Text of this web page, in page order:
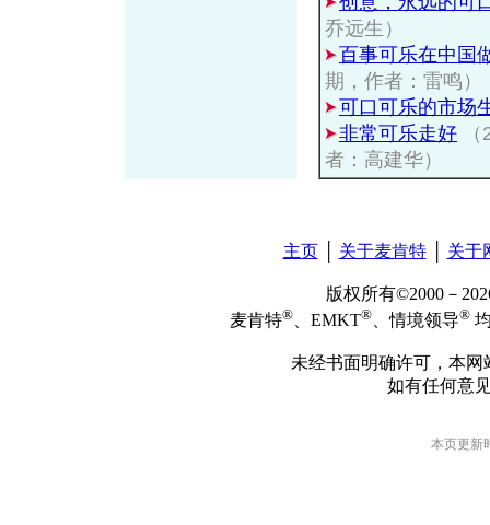
乔远生）
百事可乐在中国
期，作者：雷鸣）
可口可乐的市场
非常可乐走好
者：高建华）
主页│ 关于麦肯特│ 关于
版权所有©2000－
麦肯特® 、EMKT® 、情境领导®
未经书面明确许可，本
如有任何意
本页更新